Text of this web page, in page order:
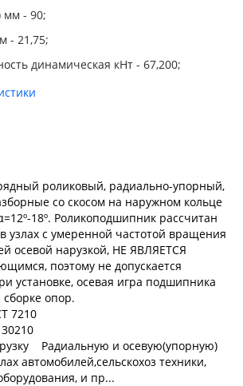
мм - 90;
- 21,75;
динамическая кНт - 67,200;
роликовый, радиально-упорный,
со скосом на наружном кольце
18º. Роликоподшипник рассчитан
узлах с умеренной частотой вращения
осевой нарузкой, НЕ ЯВЛЯЕТСЯ
поэтому не допускается
установке, осевая игра подшипника
сборке опор.
7210
Радиальную и осевую(упорную)
автомобилей,сельскохоз техники,
и пр...